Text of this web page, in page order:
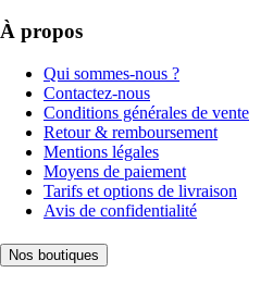
À propos
Qui sommes-nous ?
Contactez-nous
Conditions générales de vente
Retour & remboursement
Mentions légales
Moyens de paiement
Tarifs et options de livraison
Avis de confidentialité
Nos boutiques